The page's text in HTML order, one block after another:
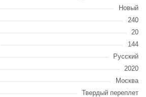
Новый
240
20
144
Русский
2020
Москва
Твердый переплет